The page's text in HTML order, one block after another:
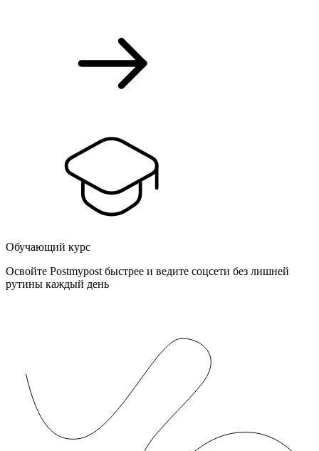
Обучающий курс
Освойте Postmypost быстрее и ведите соцсети без лишней
рутины каждый день